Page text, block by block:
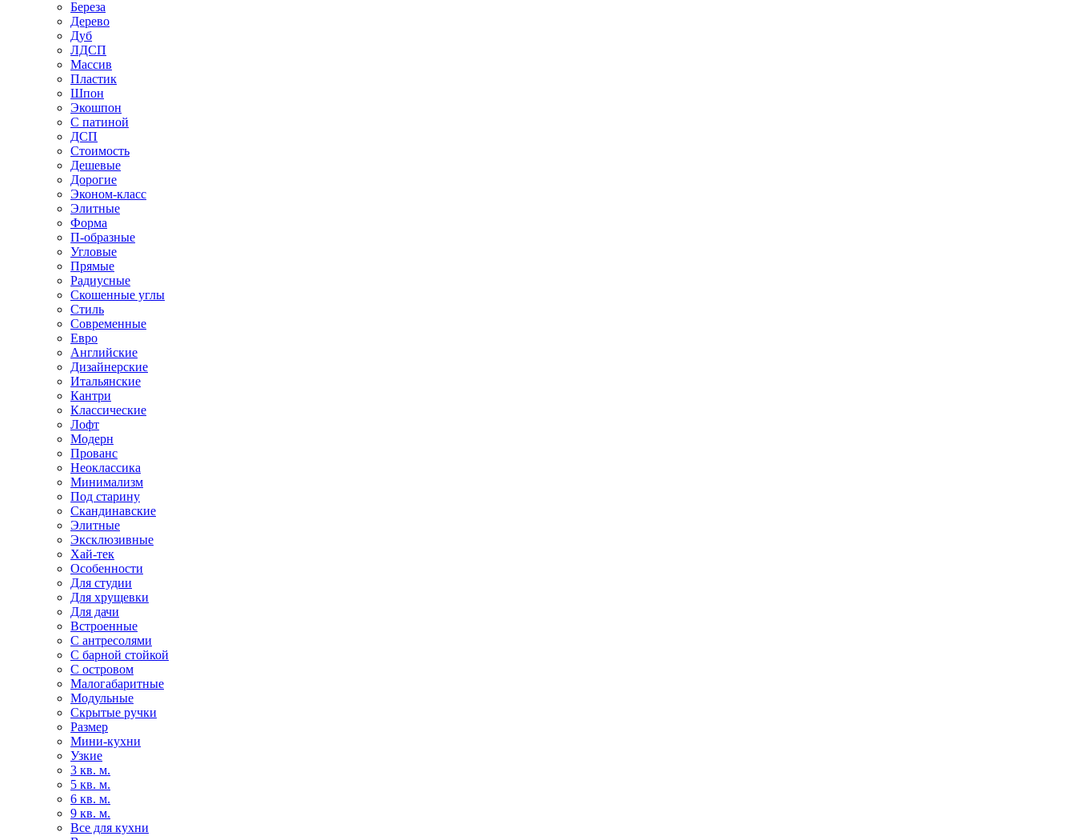
Береза
Дерево
Дуб
ЛДСП
Массив
Пластик
Шпон
Экошпон
С патиной
ДСП
Стоимость
Дешевые
Дорогие
Эконом-класс
Элитные
Форма
П-образные
Угловые
Прямые
Радиусные
Скошенные углы
Стиль
Современные
Евро
Английские
Дизайнерские
Итальянские
Кантри
Классические
Лофт
Модерн
Прованс
Неоклассика
Минимализм
Под старину
Скандинавские
Элитные
Эксклюзивные
Хай-тек
Особенности
Для студии
Для хрущевки
Для дачи
Встроенные
С антресолями
С барной стойкой
С островом
Малогабаритные
Модульные
Скрытые ручки
Размер
Мини-кухни
Узкие
3 кв. м.
5 кв. м.
6 кв. м.
9 кв. м.
Все для кухни